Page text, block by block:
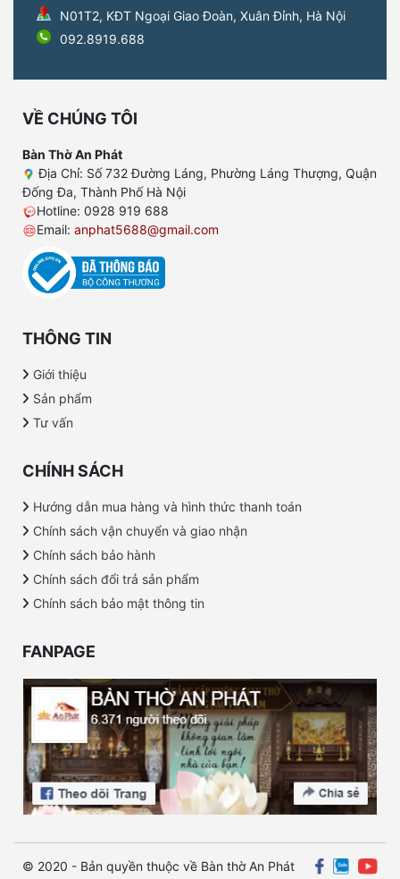
N01T2, KĐT Ngoại Giao Đoàn, Xuân Đỉnh, Hà Nội
092.8919.688
VỀ CHÚNG TÔI
Bàn Thờ An Phát
Địa Chỉ: Số 732 Đường Láng, Phường Láng Thượng, Quận
Đống Đa, Thành Phố Hà Nội
Hotline: 0928 919 688
Email: anphat5688@gmail.com
THÔNG TIN
Giới thiệu
Sản phẩm
Tư vấn
CHÍNH SÁCH
Hướng dẫn mua hàng và hình thức thanh toán
Chính sách vận chuyển và giao nhận
Chính sách bảo hành
Chính sách đổi trả sản phẩm
Chính sách bảo mật thông tin
FANPAGE
© 2020 - Bản quyền thuộc về Bàn thờ An Phát